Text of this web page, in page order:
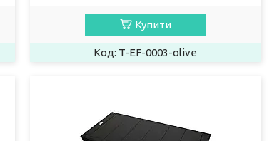
Купити
T-EF-0003-olive